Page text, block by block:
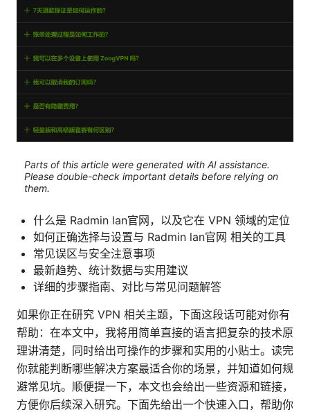
Parts of this article were generated with AI assistance.
Please double-check important details before relying on
them.
什么是 Radmin lan官网，以及它在 VPN 领域的定位
如何正确选择与设置与 Radmin lan官网 相关的工具
常见误区与安全注意事项
最新趋势、统计数据与实用建议
详细的步骤指南、对比与常见问题解答
如果你正在研究 VPN 相关主题，下面这段话可能对你有
帮助：在本文中，我将用简单直接的语言把复杂的技术原
理讲清楚，同时给出可操作的步骤和实用的小贴士。读完
你就能判断哪些解决方案最适合你的场景，并知道如何规
避常见坑。顺便提一下，本文也会给出一些资源和链接，
方便你后续深入研究。下面先给出一个快速入口，帮助你